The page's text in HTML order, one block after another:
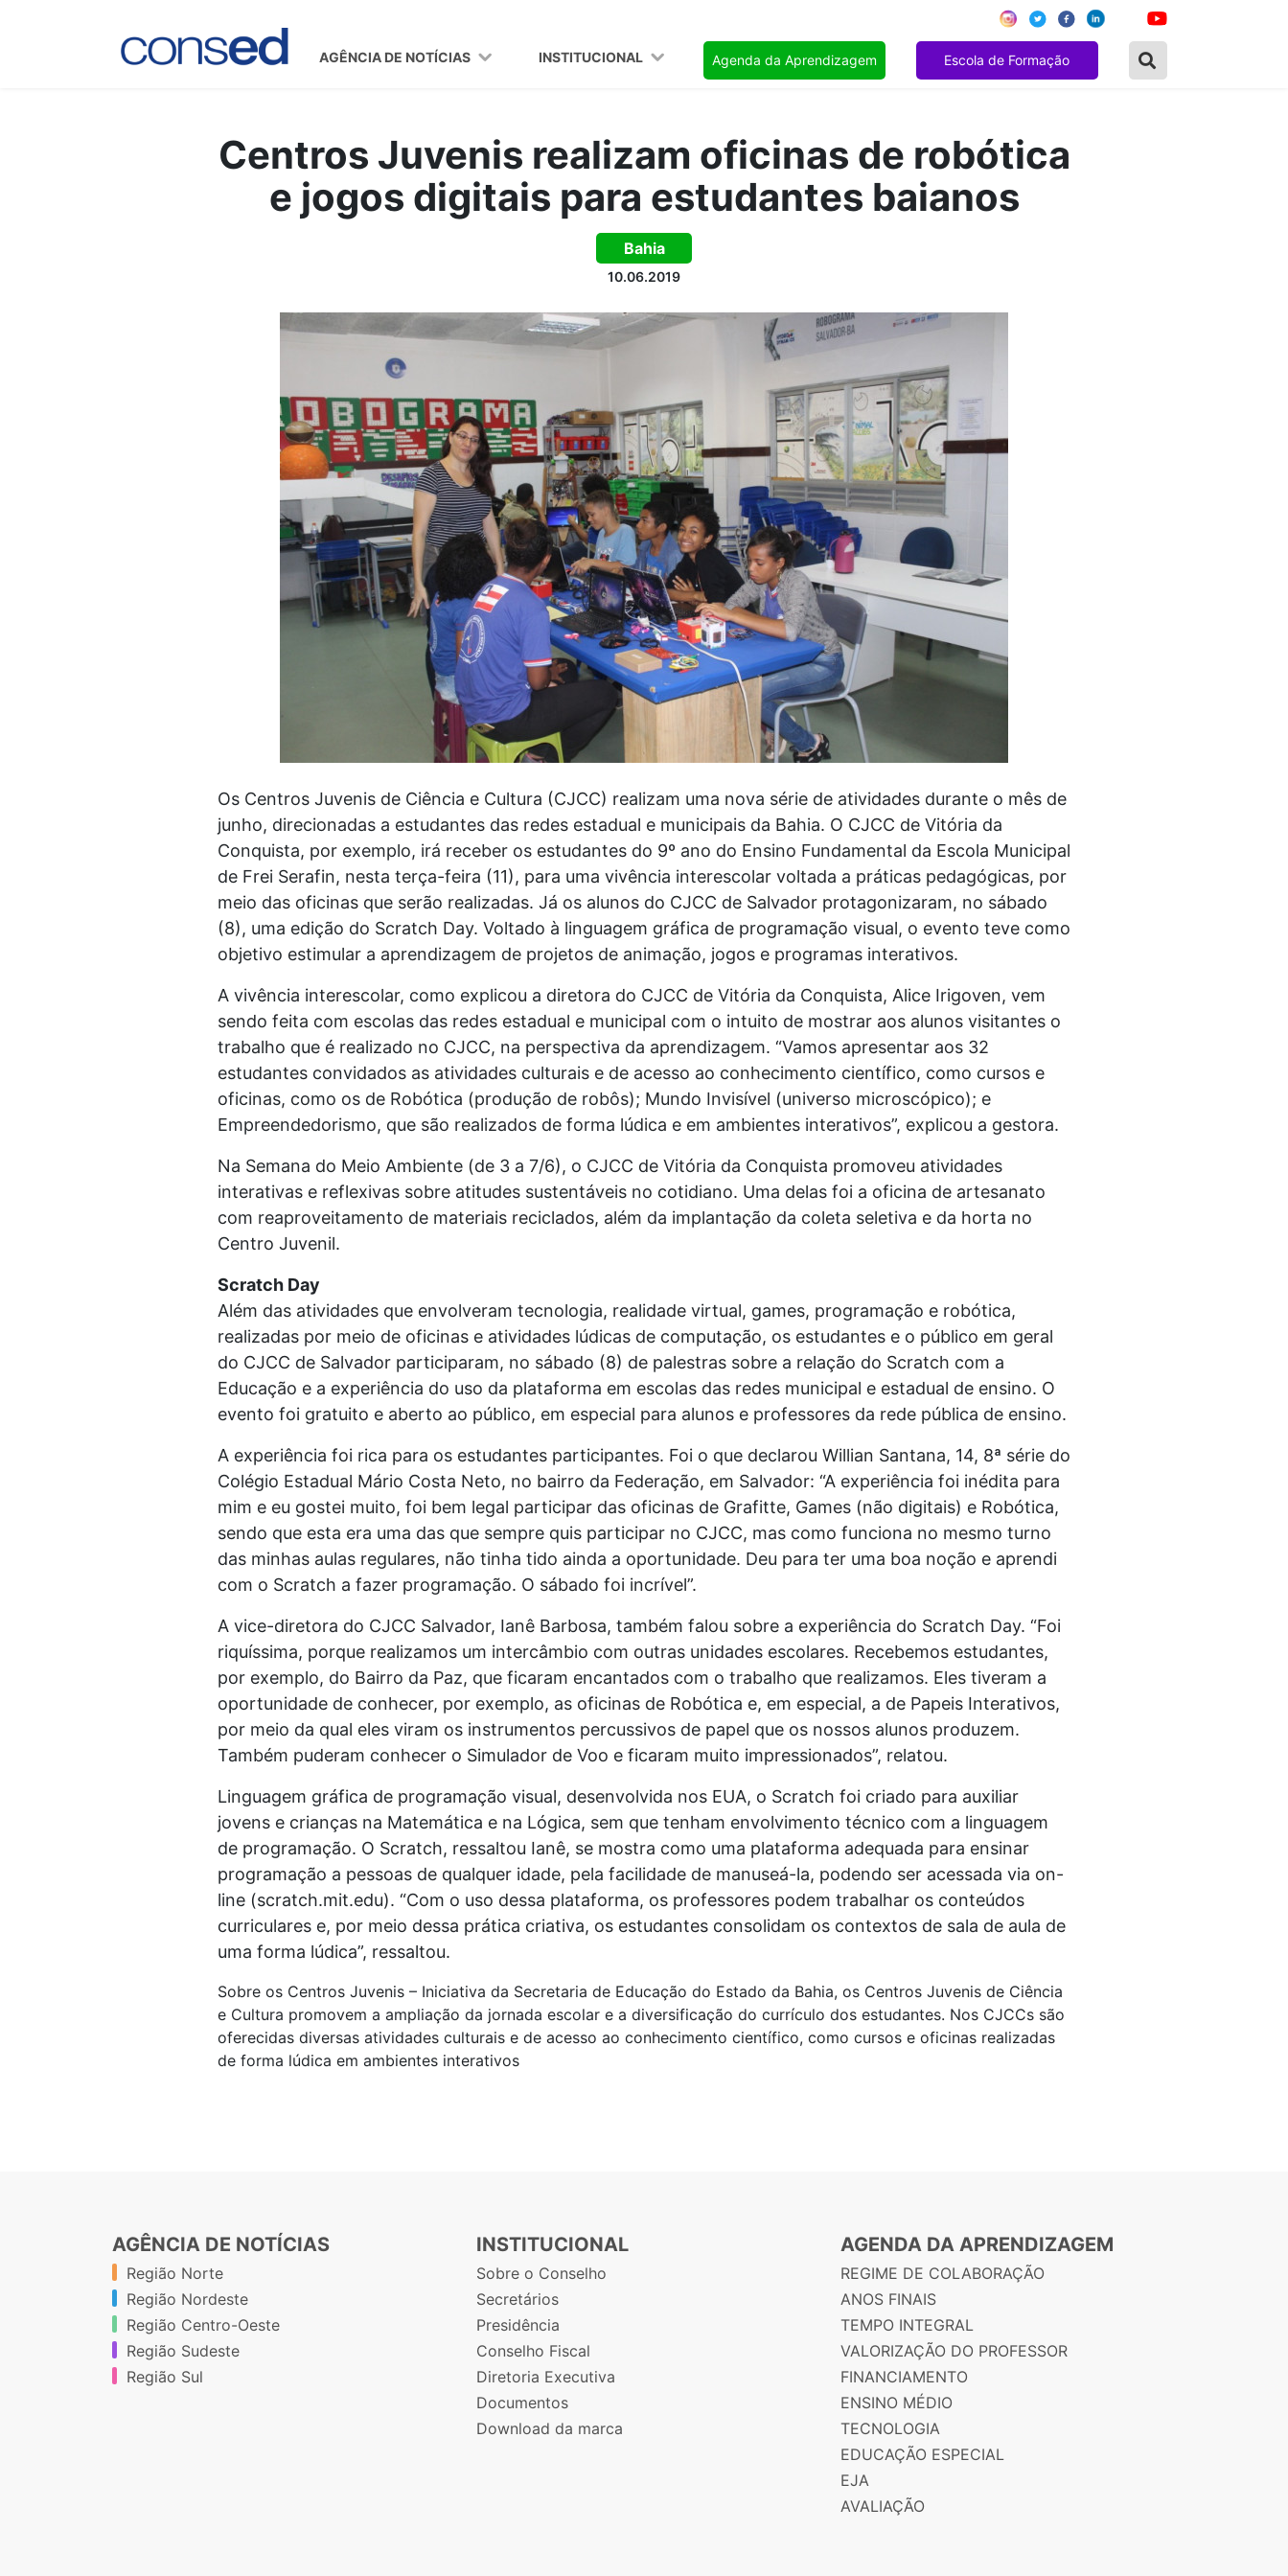
AGÊNCIA DE NOTÍCIAS INSTITUCIONAL Agenda da Aprendizagem Escola de Formação
Centros Juvenis realizam oficinas de robótica
e jogos digitais para estudantes baianos
Bahia
10.06.2019
Os Centros Juvenis de Ciência e Cultura (CJCC) realizam uma nova série de atividades durante o mês de
junho, direcionadas a estudantes das redes estadual e municipais da Bahia. O CJCC de Vitória da
Conquista, por exemplo, irá receber os estudantes do 9º ano do Ensino Fundamental da Escola Municipal
de Frei Serafin, nesta terça-feira (11), para uma vivência interescolar voltada a práticas pedagógicas, por
meio das oficinas que serão realizadas. Já os alunos do CJCC de Salvador protagonizaram, no sábado
(8), uma edição do Scratch Day. Voltado à linguagem gráfica de programação visual, o evento teve como
objetivo estimular a aprendizagem de projetos de animação, jogos e programas interativos.
A vivência interescolar, como explicou a diretora do CJCC de Vitória da Conquista, Alice Irigoven, vem
sendo feita com escolas das redes estadual e municipal com o intuito de mostrar aos alunos visitantes o
trabalho que é realizado no CJCC, na perspectiva da aprendizagem. “Vamos apresentar aos 32
estudantes convidados as atividades culturais e de acesso ao conhecimento científico, como cursos e
oficinas, como os de Robótica (produção de robôs); Mundo Invisível (universo microscópico); e
Empreendedorismo, que são realizados de forma lúdica e em ambientes interativos”, explicou a gestora.
Na Semana do Meio Ambiente (de 3 a 7/6), o CJCC de Vitória da Conquista promoveu atividades
interativas e reflexivas sobre atitudes sustentáveis no cotidiano. Uma delas foi a oficina de artesanato
com reaproveitamento de materiais reciclados, além da implantação da coleta seletiva e da horta no
Centro Juvenil.
Scratch Day
Além das atividades que envolveram tecnologia, realidade virtual, games, programação e robótica,
realizadas por meio de oficinas e atividades lúdicas de computação, os estudantes e o público em geral
do CJCC de Salvador participaram, no sábado (8) de palestras sobre a relação do Scratch com a
Educação e a experiência do uso da plataforma em escolas das redes municipal e estadual de ensino. O
evento foi gratuito e aberto ao público, em especial para alunos e professores da rede pública de ensino.
A experiência foi rica para os estudantes participantes. Foi o que declarou Willian Santana, 14, 8ª série do
Colégio Estadual Mário Costa Neto, no bairro da Federação, em Salvador: “A experiência foi inédita para
mim e eu gostei muito, foi bem legal participar das oficinas de Grafitte, Games (não digitais) e Robótica,
sendo que esta era uma das que sempre quis participar no CJCC, mas como funciona no mesmo turno
das minhas aulas regulares, não tinha tido ainda a oportunidade. Deu para ter uma boa noção e aprendi
com o Scratch a fazer programação. O sábado foi incrível”.
A vice-diretora do CJCC Salvador, Ianê Barbosa, também falou sobre a experiência do Scratch Day. “Foi
riquíssima, porque realizamos um intercâmbio com outras unidades escolares. Recebemos estudantes,
por exemplo, do Bairro da Paz, que ficaram encantados com o trabalho que realizamos. Eles tiveram a
oportunidade de conhecer, por exemplo, as oficinas de Robótica e, em especial, a de Papeis Interativos,
por meio da qual eles viram os instrumentos percussivos de papel que os nossos alunos produzem.
Também puderam conhecer o Simulador de Voo e ficaram muito impressionados”, relatou.
Linguagem gráfica de programação visual, desenvolvida nos EUA, o Scratch foi criado para auxiliar
jovens e crianças na Matemática e na Lógica, sem que tenham envolvimento técnico com a linguagem
de programação. O Scratch, ressaltou Ianê, se mostra como uma plataforma adequada para ensinar
programação a pessoas de qualquer idade, pela facilidade de manuseá-la, podendo ser acessada via on-
line (scratch.mit.edu). “Com o uso dessa plataforma, os professores podem trabalhar os conteúdos
curriculares e, por meio dessa prática criativa, os estudantes consolidam os contextos de sala de aula de
uma forma lúdica”, ressaltou.
Sobre os Centros Juvenis – Iniciativa da Secretaria de Educação do Estado da Bahia, os Centros Juvenis de Ciência
e Cultura promovem a ampliação da jornada escolar e a diversificação do currículo dos estudantes. Nos CJCCs são
oferecidas diversas atividades culturais e de acesso ao conhecimento científico, como cursos e oficinas realizadas
de forma lúdica em ambientes interativos
AGÊNCIA DE NOTÍCIAS
Região Norte
Região Nordeste
Região Centro-Oeste
Região Sudeste
Região Sul
INSTITUCIONAL
Sobre o Conselho
Secretários
Presidência
Conselho Fiscal
Diretoria Executiva
Documentos
Download da marca
AGENDA DA APRENDIZAGEM
REGIME DE COLABORAÇÃO
ANOS FINAIS
TEMPO INTEGRAL
VALORIZAÇÃO DO PROFESSOR
FINANCIAMENTO
ENSINO MÉDIO
TECNOLOGIA
EDUCAÇÃO ESPECIAL
EJA
AVALIAÇÃO